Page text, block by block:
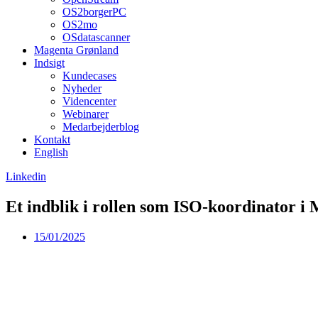
OS2borgerPC
OS2mo
OSdatascanner
Magenta Grønland
Indsigt
Kundecases
Nyheder
Videncenter
Webinarer
Medarbejderblog
Kontakt
English
Linkedin
Et indblik i rollen som ISO-koordinator i
15/01/2025